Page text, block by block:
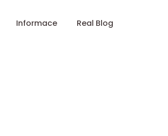
Informace Real Blog